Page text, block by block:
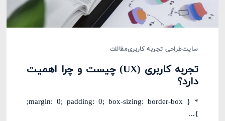
سایتطراحی تجربه کاربریمقالات
تجربه کاربری (UX) چیست و چرا اهمیت
دارد؟
* { margin: 0; padding: 0; box-sizing: border-box;
}...